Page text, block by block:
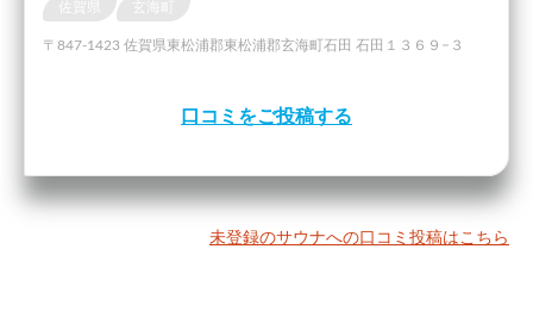
〒847-1423 佐賀県東松浦郡東松浦郡玄海町石田 石田１３６９−３
口コミをご投稿する
未登録のサウナへの口コミ投稿はこちら